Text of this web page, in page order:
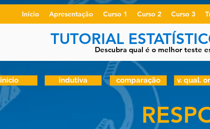
Início Apresentação Curso 1 Curso 2 Curso 3
TUTORIAL
Descubra qual é o melhor teste
início indutiva comparação v. qual.